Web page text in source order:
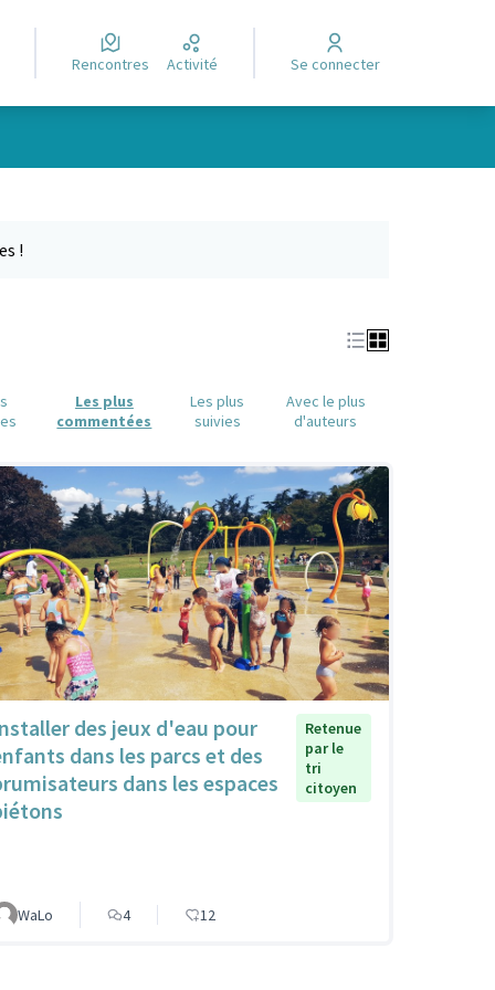
Rencontres Activité Se connecter
!
Les plus
commentées
Les plus
suivies
Avec le plus
d'auteurs
des jeux d'eau pour
dans les parcs et des
dans les espaces
Retenue
par le
tri
citoyen
WaLo 4 12